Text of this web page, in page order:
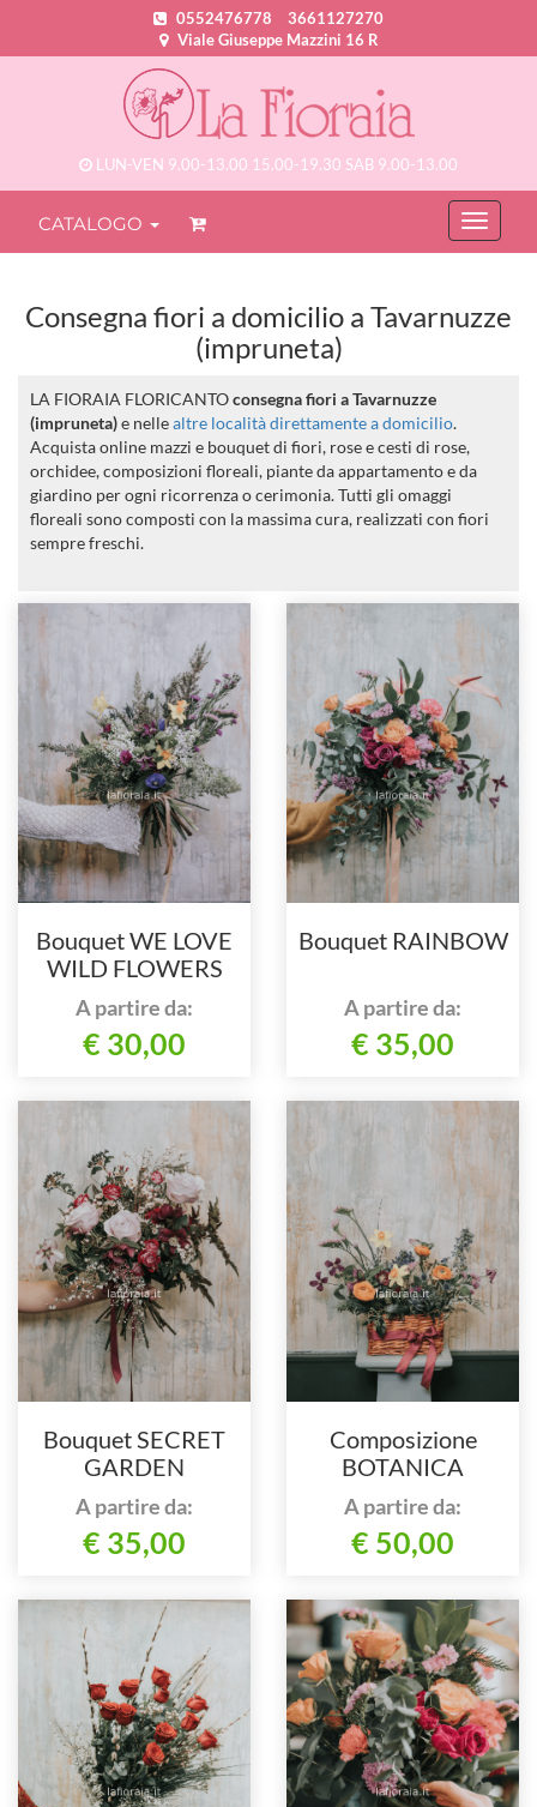
0552476778
3661127270
Viale Giuseppe Mazzini 16 R
LUN-VEN 9.00-13.00 15.00-19.30 SAB 9.00-13.00
CATALOGO
Consegna fiori a domicilio a Tavarnuzze
(impruneta)
LA FIORAIA FLORICANTOconsegna fiori a Tavarnuzze
(impruneta)e nellealtre località direttamente a domicilio.
Acquista online mazzi e bouquet di fiori, rose e cesti di rose,
orchidee, composizioni floreali, piante da appartamento e da
giardino per ogni ricorrenza o cerimonia. Tutti gli omaggi
floreali sono composti con la massima cura, realizzati con fiori
sempre freschi.
Bouquet WE LOVE
WILD FLOWERS
A partire da:
€ 30,00
Bouquet RAINBOW
A partire da:
€ 35,00
Bouquet SECRET
GARDEN
A partire da:
€ 35,00
Composizione
BOTANICA
A partire da:
€ 50,00